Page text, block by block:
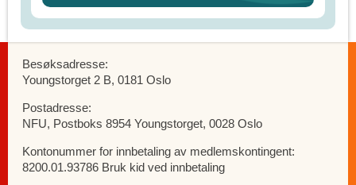
Besøksadresse:
Youngstorget 2 B, 0181 Oslo
Postadresse:
NFU, Postboks 8954 Youngstorget, 0028 Oslo
Kontonummer for innbetaling av medlemskontingent:
8200.01.93786 Bruk kid ved innbetaling